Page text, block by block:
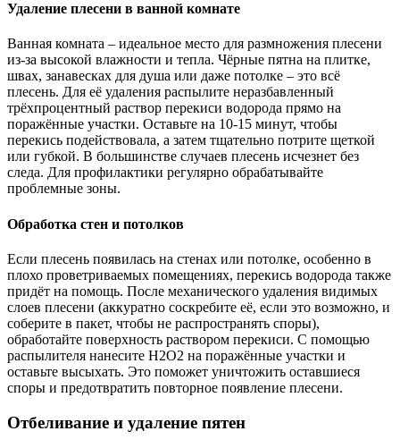
Удаление плесени в ванной комнате
Ванная комната – идеальное место для размножения плесени
из-за высокой влажности и тепла. Чёрные пятна на плитке,
швах, занавесках для душа или даже потолке – это всё
плесень. Для её удаления распылите неразбавленный
трёхпроцентный раствор перекиси водорода прямо на
поражённые участки. Оставьте на 10-15 минут, чтобы
перекись подействовала, а затем тщательно потрите щеткой
или губкой. В большинстве случаев плесень исчезнет без
следа. Для профилактики регулярно обрабатывайте
проблемные зоны.
Обработка стен и потолков
Если плесень появилась на стенах или потолке, особенно в
плохо проветриваемых помещениях, перекись водорода также
придёт на помощь. После механического удаления видимых
слоев плесени (аккуратно соскребите её, если это возможно, и
соберите в пакет, чтобы не распространять споры),
обработайте поверхность раствором перекиси. С помощью
распылителя нанесите H2O2 на поражённые участки и
оставьте высыхать. Это поможет уничтожить оставшиеся
споры и предотвратить повторное появление плесени.
Отбеливание и удаление пятен